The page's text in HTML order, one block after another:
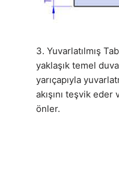
3. Yuvarlatılmış
yaklaşık temel
yarıçapıyla
akışını teşvik eder
önler.